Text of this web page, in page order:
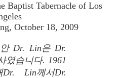
Baptist Tabernacle of Los
October 18, 2009
Dr. Lin은 Dr.
였습니다. 1961
Lin께서Dr.